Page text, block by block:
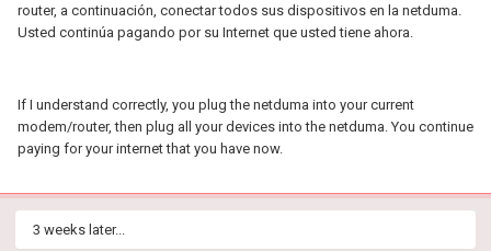
router, a continuación, conectar todos sus dispositivos en la netduma.
Usted continúa pagando por su Internet que usted tiene ahora.
If I understand correctly, you plug the netduma into your current
modem/router, then plug all your devices into the netduma. You continue
paying for your internet that you have now.
3 weeks later...